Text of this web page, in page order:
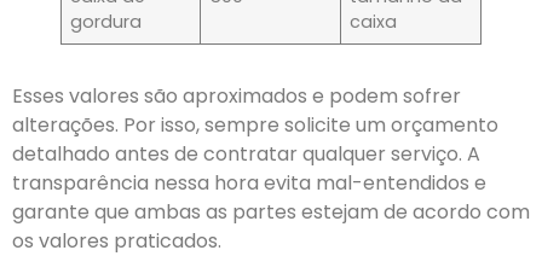
gordura
caixa
Esses valores são aproximados e podem sofrer
alterações. Por isso, sempre solicite um orçamento
detalhado antes de contratar qualquer serviço. A
transparência nessa hora evita mal-entendidos e
garante que ambas as partes estejam de acordo com
os valores praticados.